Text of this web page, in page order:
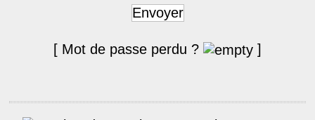
Envoyer
[ Mot de passe perdu ? ]